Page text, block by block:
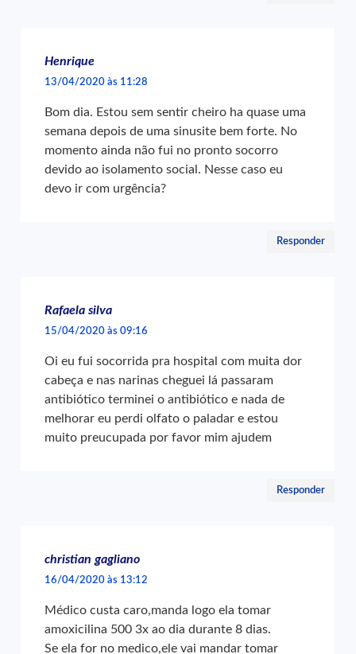
Henrique
13/04/2020 às 11:28
Bom dia. Estou sem sentir cheiro ha quase uma
semana depois de uma sinusite bem forte. No
momento ainda não fui no pronto socorro
devido ao isolamento social. Nesse caso eu
devo ir com urgência?
Responder
Rafaela silva
15/04/2020 às 09:16
Oi eu fui socorrida pra hospital com muita dor
cabeça e nas narinas cheguei lá passaram
antibiótico terminei o antibiótico e nada de
melhorar eu perdi olfato o paladar e estou
muito preucupada por favor mim ajudem
Responder
christian gagliano
16/04/2020 às 13:12
Médico custa caro,manda logo ela tomar
amoxicilina 500 3x ao dia durante 8 dias.
Se ela for no medico,ele vai mandar tomar